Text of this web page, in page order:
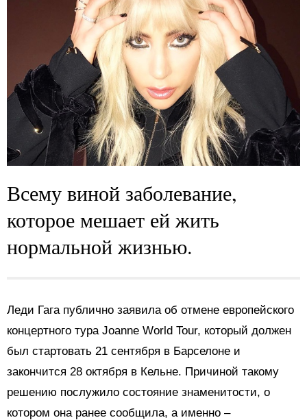
Всему виной заболевание,
которое мешает ей жить
нормальной жизнью.
Леди Гага публично заявила об отмене европейского
концертного тура Joanne World Tour, который должен
был стартовать 21 сентября в Барселоне и
закончится 28 октября в Кельне. Причиной такому
решению послужило состояние знаменитости, о
котором она ранее сообщила, а именно –